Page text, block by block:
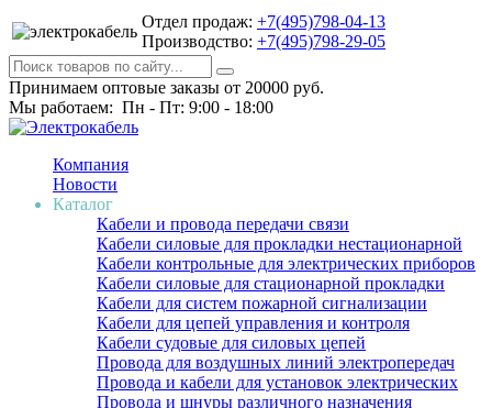
Отдел продаж: +7(495)798-04-13
Производство: +7(495)798-29-05
Принимаем оптовые заказы от 20000 руб.
Мы работаем: Пн - Пт: 9:00 - 18:00
Компания
Новости
Каталог
Кабели и провода передачи связи
Кабели силовые для прокладки нестационарной
Кабели контрольные для электрических приборов
Кабели силовые для стационарной прокладки
Кабели для систем пожарной сигнализации
Кабели для цепей управления и контроля
Кабели судовые для силовых цепей
Провода для воздушных линий электропередач
Провода и кабели для установок электрических
Провода и шнуры различного назначения